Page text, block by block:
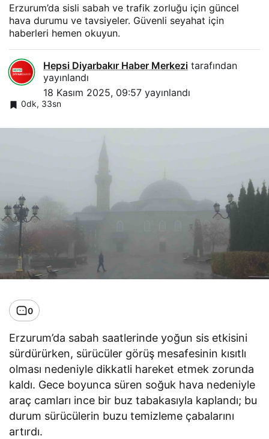
Erzurum’da sisli sabah ve trafik zorluğu için güncel
hava durumu ve tavsiyeler. Güvenli seyahat için
haberleri hemen okuyun.
Hepsi Diyarbakır Haber Merkezi tarafından
yayınlandı
18 Kasım 2025, 09:57 yayınlandı
0dk, 33sn
0
Erzurum’da sabah saatlerinde yoğun sis etkisini
sürdürürken, sürücüler görüş mesafesinin kısıtlı
olması nedeniyle dikkatli hareket etmek zorunda
kaldı. Gece boyunca süren soğuk hava nedeniyle
araç camları ince bir buz tabakasıyla kaplandı; bu
durum sürücülerin buzu temizleme çabalarını
artırdı.